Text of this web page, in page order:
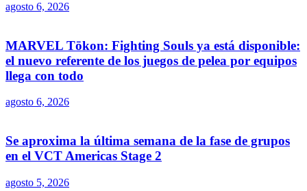
agosto 6, 2026
MARVEL Tōkon: Fighting Souls ya está disponible:
el nuevo referente de los juegos de pelea por equipos
llega con todo
agosto 6, 2026
Se aproxima la última semana de la fase de grupos
en el VCT Americas Stage 2
agosto 5, 2026